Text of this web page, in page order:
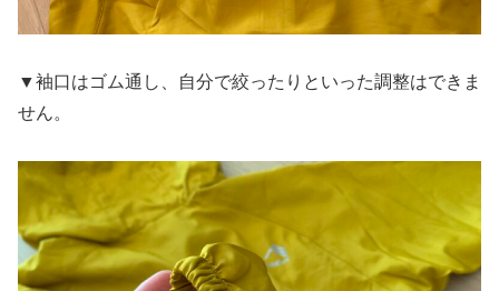
▼袖口はゴム通し、自分で絞ったりといった調整はできま
せん。